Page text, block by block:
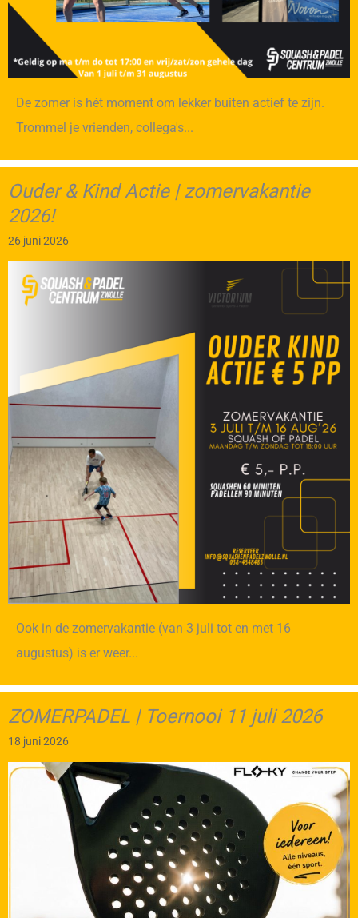
De zomer is hét moment om lekker buiten actief te zijn.
Trommel je vrienden, collega's...
Ouder & Kind Actie | zomervakantie
2026!
26 juni 2026
Ook in de zomervakantie (van 3 juli tot en met 16
augustus) is er weer...
ZOMERPADEL | Toernooi 11 juli 2026
18 juni 2026